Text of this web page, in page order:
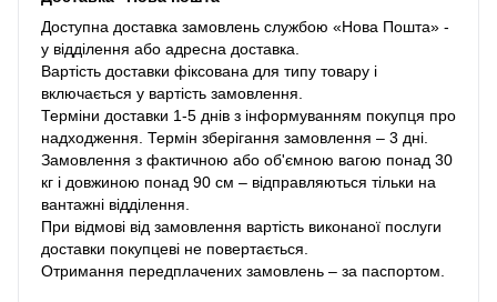
Доступна доставка замовлень службою «Нова Пошта» -
у відділення або адресна доставка.
Вартість доставки фіксована для типу товару і
включається у вартість замовлення.
Терміни доставки 1-5 днів з інформуванням покупця про
надходження. Термін зберігання замовлення – 3 дні.
Замовлення з фактичною або об'ємною вагою понад 30
кг і довжиною понад 90 см – відправляються тільки на
вантажні відділення.
При відмові від замовлення вартість виконаної послуги
доставки покупцеві не повертається.
Отримання передплачених замовлень – за паспортом.